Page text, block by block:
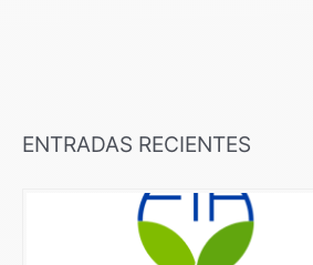
ENTRADAS RECIENTES